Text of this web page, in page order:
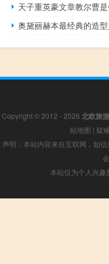
天子重英豪文章教尔曹
奥黛丽赫本最经典的造
Copyright © 2012 - 2026 北欧旅
站地图 | 疑
声明：本站内容来自互联网，如
本站仅为个人兴趣